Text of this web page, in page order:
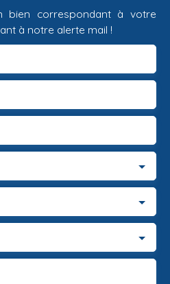
bien correspondant à votre
à notre alerte mail !